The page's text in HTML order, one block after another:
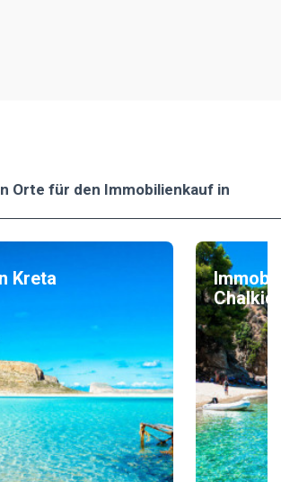
Οrte für den Immobilienkauf in
Kreta